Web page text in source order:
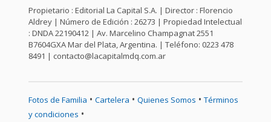
Propietario : Editorial La Capital S.A. | Director : Florencio
Aldrey | Número de Edición : 26273 | Propiedad Intelectual
: DNDA 22190412 | Av. Marcelino Champagnat 2551
B7604GXA Mar del Plata, Argentina. | Teléfono: 0223 478
8491 | contacto@lacapitalmdq.com.ar
Fotos de Familia • Cartelera • Quienes Somos • Términos
y condiciones •